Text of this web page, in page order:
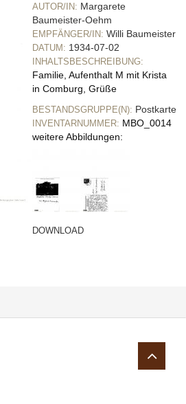
AUTOR/IN: Margarete
Baumeister-Oehm
EMPFÄNGER/IN: Willi Baumeister
DATUM: 1934-07-02
INHALTSBESCHREIBUNG:
Familie, Aufenthalt M mit Krista
in Comburg, Grüße
BESTANDSGRUPPE(N): Postkarte
INVENTARNUMMER: MBO_0014
weitere Abbildungen:
DOWNLOAD